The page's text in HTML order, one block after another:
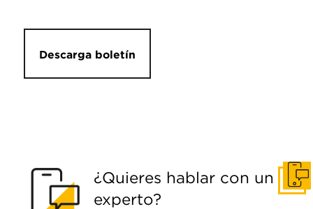
Descarga boletín
¿Quieres hablar con un
experto?